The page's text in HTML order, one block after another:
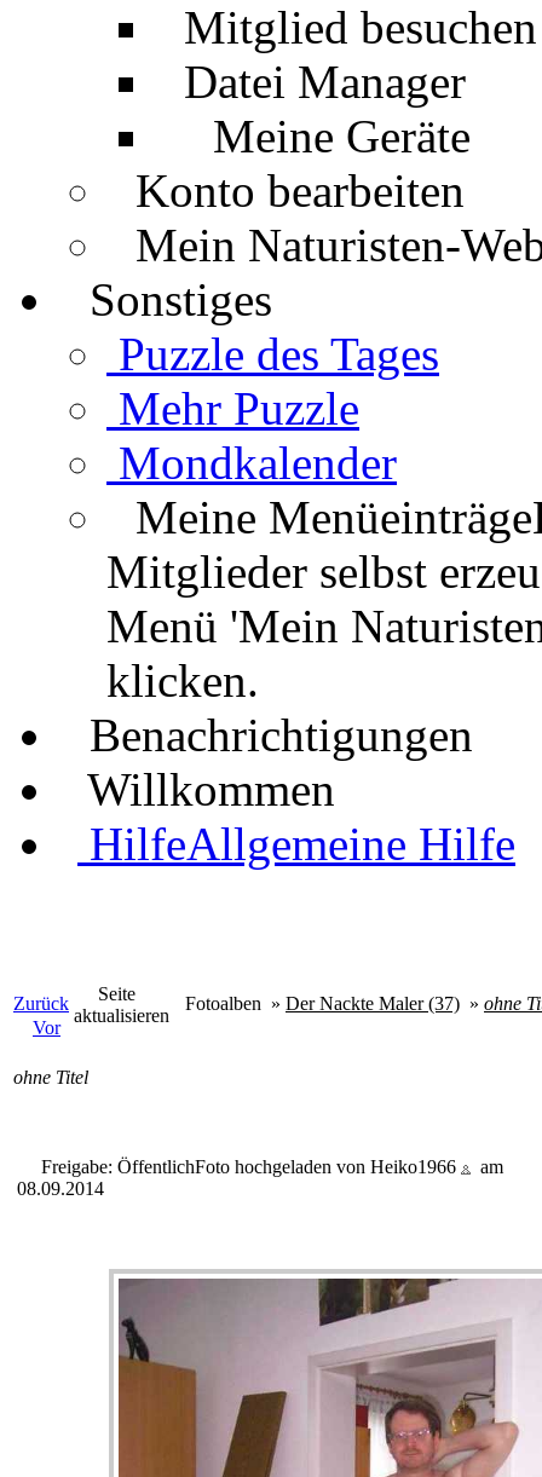
Mitglied besuchen
Datei Manager
Meine Geräte
Konto bearbeiten
Mein Naturisten-
Sonstiges
Puzzle des Tages
Mehr Puzzle
Mondkalender
Meine Menüeinträge
Mitglieder selbst
Menü 'Mein
klicken.
Benachrichtigungen
Willkommen
HilfeAllgemeine Hilfe
Zurück
Vor
Seite
aktualisieren
Fotoalben » Der Nackte Maler (37) » ohne
ohne Titel
Freigabe: ÖffentlichFoto hochgeladen von Heiko1966
am
08.09.2014